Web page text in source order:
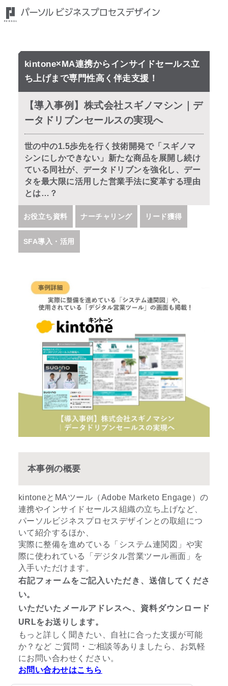
kintone×MA連携からインサイドセールス立
ち上げまで専門性高く伴走支援！
【導入事例】株式会社スギノマシン｜デ
ータドリブンセールスの実現へ
世の中の1.5歩先を行く技術開発で「スギノマ
シンにしかできない」新たな商品を展開し続け
ている同社が、データドリブンを強化し、デー
タを最大限に活用した営業手法に変革する理由
とは…？
お役立ち資料 ナーチャリング リード獲得
SFA導入・活用
本事例の概要
kintoneとMAツール（Adobe Marketo Engage）の
連携やインサイドセールス組織の立ち上げなど、
パーソルビジネスプロセスデザインとの取組につ
いて紹介するほか、
実際に整備を進めている「システム連関図」や実
際に使われている「デジタル営業ツール画面」を
入手いただけます。
右記フォームをご記入いただき、送信してくださ
い。
いただいたメールアドレスへ、資料ダウンロード
URLをお送りします。
もっと詳しく聞きたい、自社に合った支援が可能
か？など ご質問・ご相談等ありましたら、お気軽
にお問い合わせください。
お問い合わせはこちら